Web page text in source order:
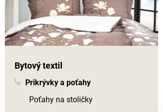
Bytový textil
Prikrývky a poťahy
Poťahy na stoličky